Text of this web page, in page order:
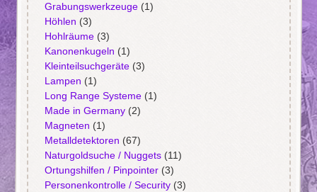
Grabungswerkzeuge(1)
Höhlen (3)
Hohlräume(3)
Kanonenkugeln (1)
Kleinteilsuchgeräte(3)
Lampen (1)
Long Range Systeme(1)
Made in Germany(2)
Magneten (1)
Metalldetektoren (67)
Naturgoldsuche / Nuggets(11)
Ortungshilfen / Pinpointer(3)
Personenkontrolle / Security(3)